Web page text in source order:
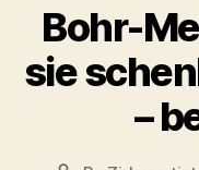
Bohr-
sie
–